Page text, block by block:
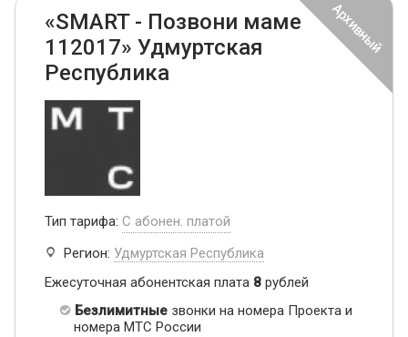
«SMART - Позвони маме
112017» Удмуртская
Республика
Тип тарифа: С абонен. платой
Регион: Удмуртская Республика
Ежесуточная абонентская плата 8 рублей
Безлимитные звонки на номера Проекта и
номера МТС России